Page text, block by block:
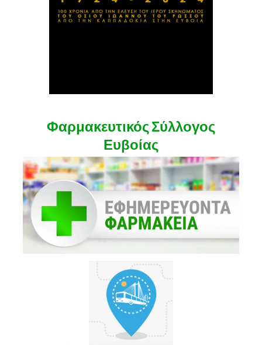
Φαρμακευτικός Σύλλογος
Ευβοίας